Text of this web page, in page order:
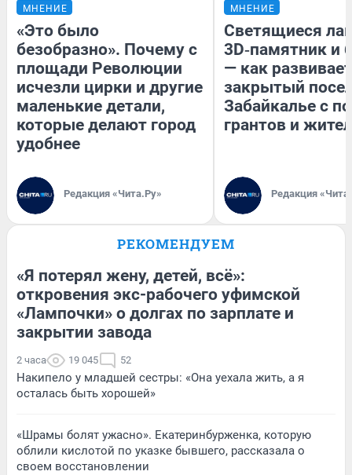
МНЕНИЕ
«Это было
безобразно». Почему с
площади Революции
исчезли цирки и другие
маленькие детали,
которые делают город
удобнее
Редакция «Чита.Ру»
МНЕНИЕ
Светящиеся
3D‑памятник и
— как
закрытый
Забайкалье с
грантов и
Редакция
РЕКОМЕНДУЕМ
«Я потерял жену, детей, всё»:
откровения экс-рабочего уфимской
«Лампочки» о долгах по зарплате и
закрытии завода
2 часа 19 045 52
Накипело у младшей сестры: «Она уехала жить, а я
осталась быть хорошей»
«Шрамы болят ужасно». Екатеринбурженка, которую
облили кислотой по указке бывшего, рассказала о
своем восстановлении